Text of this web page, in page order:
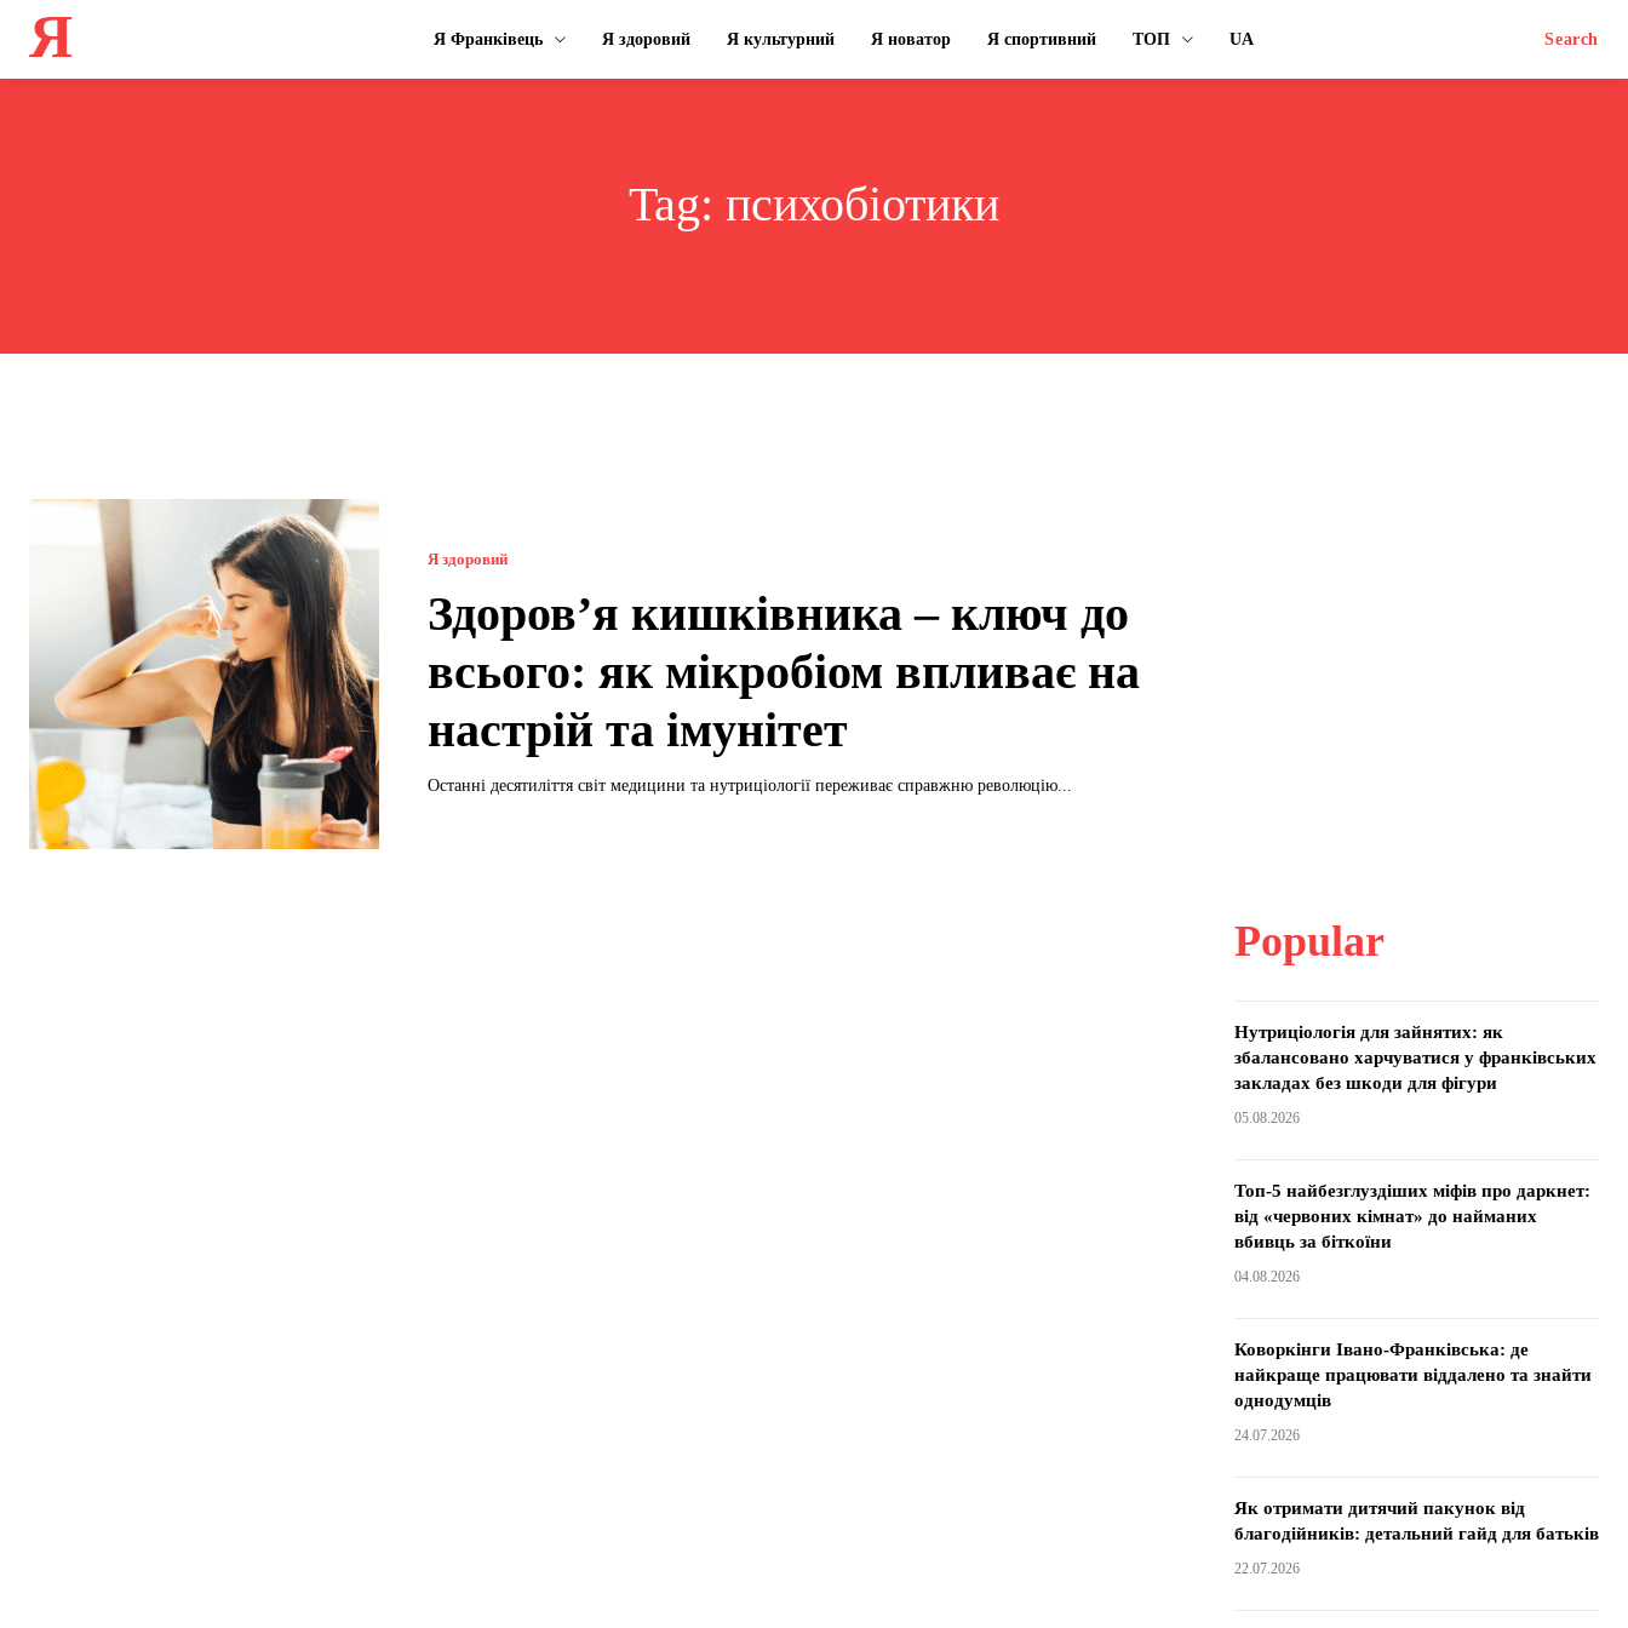
Я Я Франківець Я здоровий Я культурний Я новатор Я спортивний ТОП UA Search
Tag: психобіотики
Я здоровий
Здоров’я кишківника – ключ до
всього: як мікробіом впливає на
настрій та імунітет
Останні десятиліття світ медицини та нутриціології переживає справжню революцію...
Popular
Нутриціологія для зайнятих: як
збалансовано харчуватися у франківських
закладах без шкоди для фігури
05.08.2026
Топ-5 найбезглуздіших міфів про даркнет:
від «червоних кімнат» до найманих
вбивць за біткоїни
04.08.2026
Коворкінги Івано-Франківська: де
найкраще працювати віддалено та знайти
однодумців
24.07.2026
Як отримати дитячий пакунок від
благодійників: детальний гайд для батьків
22.07.2026